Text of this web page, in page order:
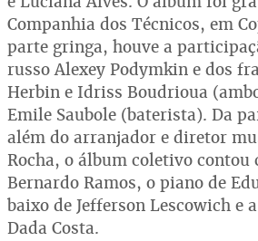
Companhia dos Técnicos, em
parte gringa, houve a
russo Alexey Podymkin e dos
Herbin e Idriss Boudrioua
Emile Saubole (baterista). Da
além do arranjador e diretor
Rocha, o álbum coletivo contou
Bernardo Ramos, o piano de
baixo de Jefferson Lescowich e
Dada Costa.